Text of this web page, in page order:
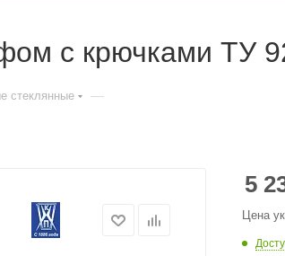
с крючками ТУ
стеклянные —
5
Цена